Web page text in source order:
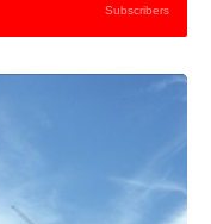
Subscribers